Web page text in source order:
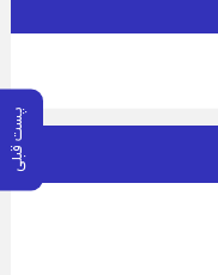
پست قبلی